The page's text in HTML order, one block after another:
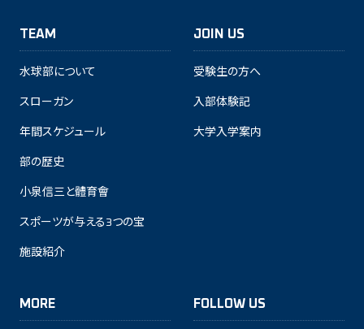
TEAM
水球部について
スローガン
年間スケジュール
部の歴史
小泉信三と體育會
スポーツが与える3つの宝
施設紹介
JOIN US
受験生の方へ
入部体験記
大学入学案内
MORE FOLLOW US